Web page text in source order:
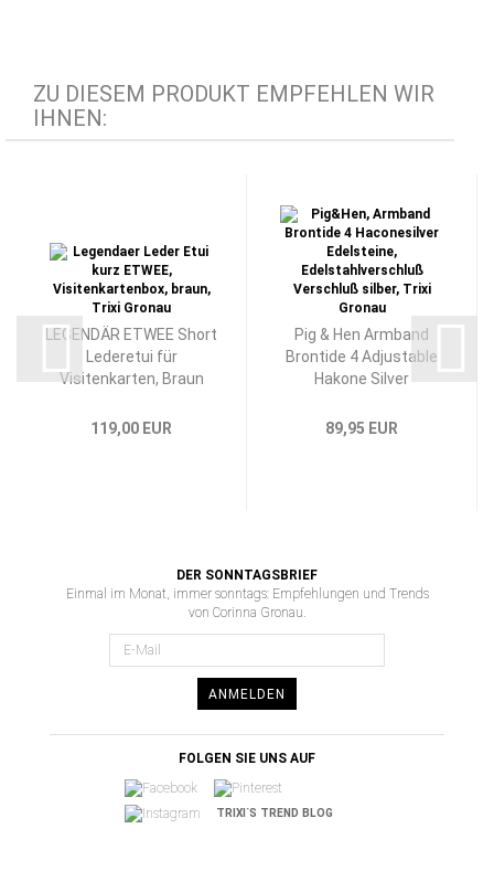
ZU DIESEM PRODUKT EMPFEHLEN WIR
IHNEN:
LEGENDÄR ETWEE Short
Lederetui für
Visitenkarten, Braun
119,00 EUR
Pig & Hen Armband
Brontide 4 Adjustable
Hakone Silver
89,95 EUR
DER SONNTAGSBRIEF
Einmal im Monat, immer sonntags: Empfehlungen und Trends
von Corinna Gronau.
ANMELDEN
FOLGEN SIE UNS AUF
TRIXI´S TREND BLOG